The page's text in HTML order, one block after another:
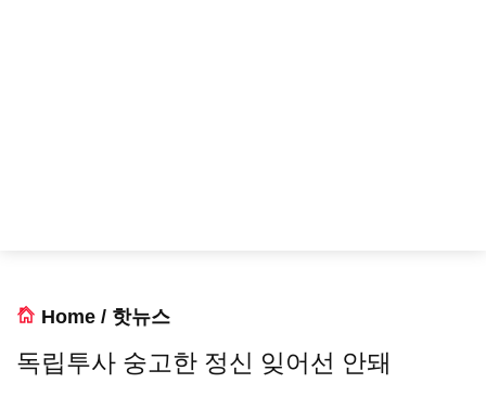
Home / 핫뉴스
독립투사 숭고한 정신 잊어선 안돼